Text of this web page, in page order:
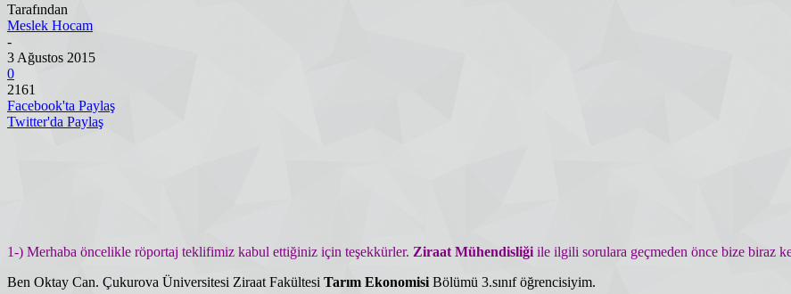
Tarafından
Meslek Hocam
-
3 Ağustos 2015
0
2161
Facebook'ta Paylaş
Twitter'da Paylaş
1-) Merhaba öncelikle röportaj teklifimiz kabul ettiğiniz için teşekkürler. Ziraat Mühendisliği ile ilgili sorulara geçmeden önce bize biraz
Ben Oktay Can. Çukurova Üniversitesi Ziraat Fakültesi Tarım Ekonomisi Bölümü 3.sınıf öğrencisiyim.